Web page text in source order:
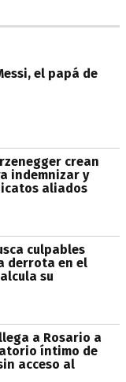
el papá de
crean
indemnizar y
aliados
culpables
derrota en el
su
a Rosario a
íntimo de
acceso al